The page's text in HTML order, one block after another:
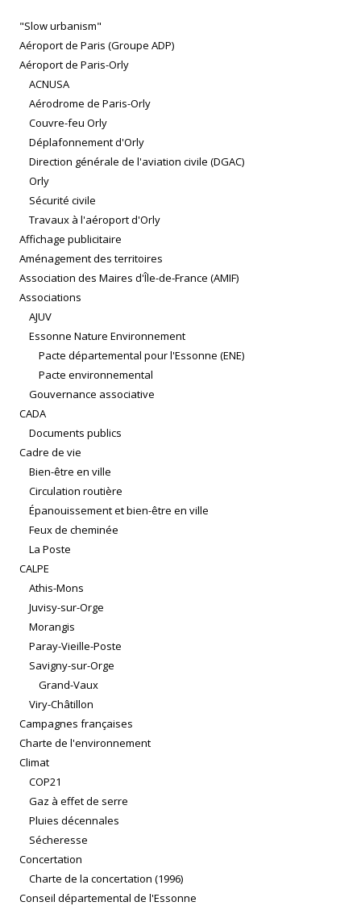
"Slow urbanism"
Aéroport de Paris (Groupe ADP)
Aéroport de Paris-Orly
ACNUSA
Aérodrome de Paris-Orly
Couvre-feu Orly
Déplafonnement d'Orly
Direction générale de l'aviation civile (DGAC)
Orly
Sécurité civile
Travaux à l'aéroport d'Orly
Affichage publicitaire
Aménagement des territoires
Association des Maires d'Île-de-France (AMIF)
Associations
AJUV
Essonne Nature Environnement
Pacte départemental pour l'Essonne (ENE)
Pacte environnemental
Gouvernance associative
CADA
Documents publics
Cadre de vie
Bien-être en ville
Circulation routière
Épanouissement et bien-être en ville
Feux de cheminée
La Poste
CALPE
Athis-Mons
Juvisy-sur-Orge
Morangis
Paray-Vieille-Poste
Savigny-sur-Orge
Grand-Vaux
Viry-Châtillon
Campagnes françaises
Charte de l'environnement
Climat
COP21
Gaz à effet de serre
Pluies décennales
Sécheresse
Concertation
Charte de la concertation (1996)
Conseil départemental de l'Essonne